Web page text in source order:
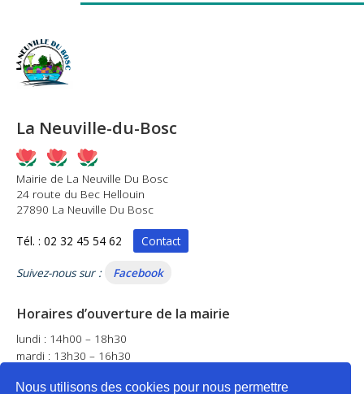
Nous utilisons des cookies pour nous permettre
La Neuville-du-Bosc
Mairie de La Neuville Du Bosc
24 route du Bec Hellouin
27890 La Neuville Du Bosc
Tél. : 02 32 45 54 62 Contact
Suivez-nous sur : Facebook
Horaires d’ouverture de la mairie
lundi : 14h00 – 18h30
mardi : 13h30 – 16h30
jeudi : fermé